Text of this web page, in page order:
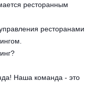
ресторанным
ресторанами
Наша команда - это